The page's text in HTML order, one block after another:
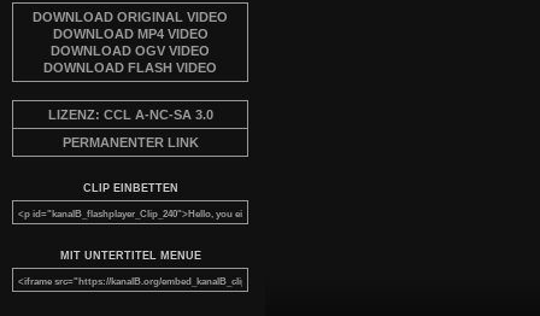
DOWNLOAD ORIGINAL VIDEO
DOWNLOAD MP4 VIDEO
DOWNLOAD OGV VIDEO
DOWNLOAD FLASH VIDEO
LIZENZ: CCL A-NC-SA 3.0
PERMANENTER LINK
CLIP EINBETTEN
MIT UNTERTITEL MENUE